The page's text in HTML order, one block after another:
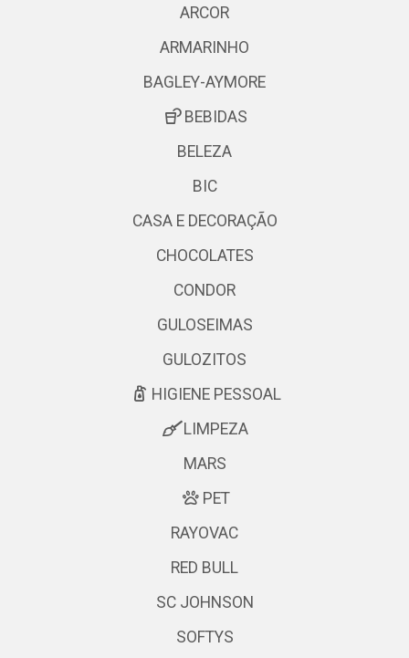
ARCOR
ARMARINHO
BAGLEY-AYMORE
BEBIDAS
BELEZA
BIC
CASA E DECORAÇÃO
CHOCOLATES
CONDOR
GULOSEIMAS
GULOZITOS
HIGIENE PESSOAL
LIMPEZA
MARS
PET
RAYOVAC
RED BULL
SC JOHNSON
SOFTYS